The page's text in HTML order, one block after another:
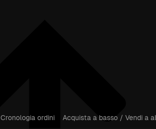
Cronologia ordini
Acquista a basso / Vendi a